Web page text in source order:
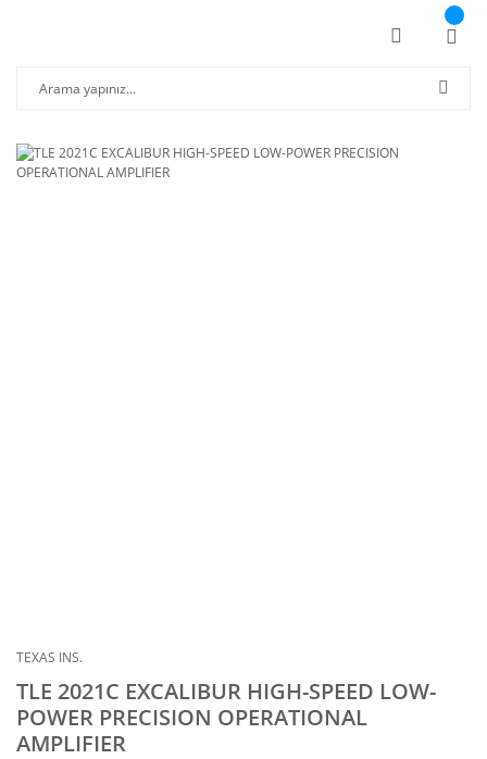
TEXAS INS.
TLE 2021C EXCALIBUR HIGH-SPEED LOW-
POWER PRECISION OPERATIONAL
AMPLIFIER